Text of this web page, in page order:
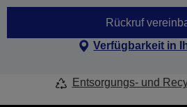
Rückruf
Verfügbarkeit in
Entsorgungs- und